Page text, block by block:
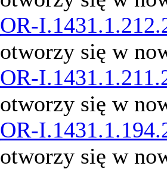
OR-
otworzy się w
OR-
otworzy się w
OR-
otworzy się w